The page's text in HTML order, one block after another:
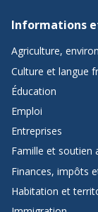
de
pied
de
page
de
Informations
Agriculture,
Culture et langue
Éducation
Emploi
Entreprises
Famille et soutien
Finances, impôts
Habitation et